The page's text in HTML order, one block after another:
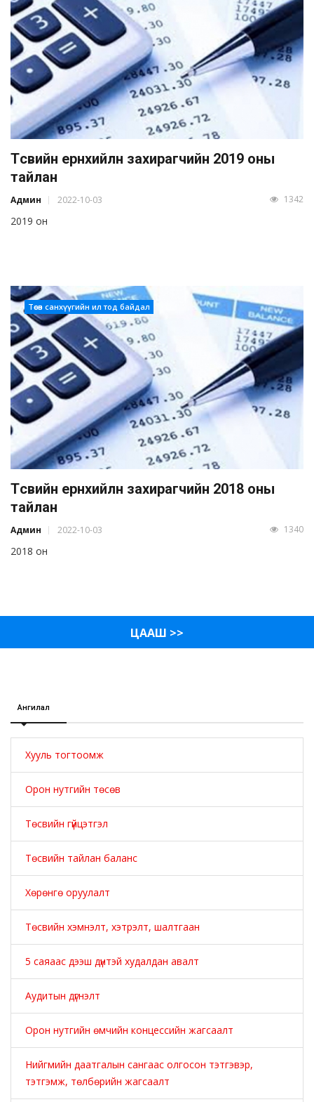
Төсвийн ерөнхийлөн захирагчийн 2019 оны
тайлан
Админ 2022-10-03 1342
2019 он
Төсөв санхүүгийн ил тод байдал
Төсвийн ерөнхийлөн захирагчийн 2018 оны
тайлан
Админ 2022-10-03 1340
2018 он
ЦААШ >>
Ангилал
Хууль тогтоомж
Орон нутгийн төсөв
Төсвийн гүйцэтгэл
Төсвийн тайлан баланс
Хөрөнгө оруулалт
Төсвийн хэмнэлт, хэтрэлт, шалтгаан
5 саяаас дээш дүнтэй худалдан авалт
Аудитын дүгнэлт
Орон нутгийн өмчийн концессийн жагсаалт
Нийгмийн даатгалын сангаас олгосон тэтгэвэр,
тэтгэмж, төлбөрийн жагсаалт